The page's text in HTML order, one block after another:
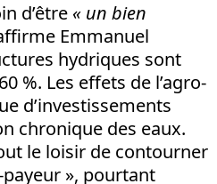
d’être « un bien
Emmanuel
hydriques sont
%. Les effets de l’agro-
d’investissements
chronique des eaux.
le loisir de contourner
», pourtant